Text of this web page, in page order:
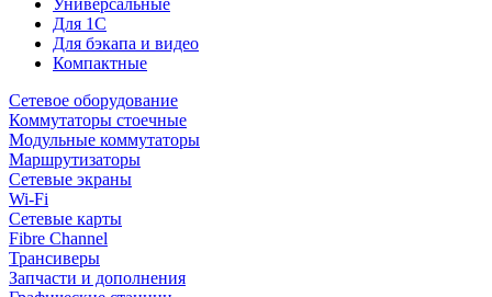
Универсальные
Для 1С
Для бэкапа и видео
Компактные
Сетевое оборудование
Коммутаторы стоечные
Модульные коммутаторы
Маршрутизаторы
Сетевые экраны
Wi-Fi
Сетевые карты
Fibre Channel
Трансиверы
Запчасти и дополнения